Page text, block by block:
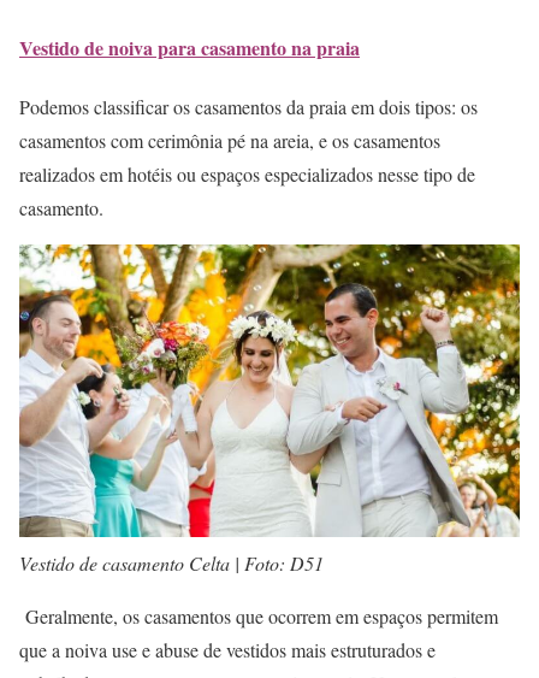
Vestido de noiva para casamento na praia
Podemos classificar os casamentos da praia em dois tipos: os
casamentos com cerimônia pé na areia, e os casamentos
realizados em hotéis ou espaços especializados nesse tipo de
casamento.
Vestido de casamento Celta | Foto: D51
Geralmente, os casamentos que ocorrem em espaços permitem
que a noiva use e abuse de vestidos mais estruturados e